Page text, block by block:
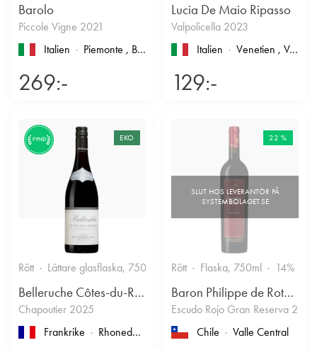
Barolo
Piccole Vigne 2021
Italien
Piemonte , Barolo
269:-
Lucia De Maio Ripasso
Valpolicella 2023
Italien
Venetien , Valpolicella
129:-
FYND EKO
Rött Lättare glasflaska, 750ml 13.5% Kryddigt & Mustigt
Belleruche Côtes-du-Rhône
Chapoutier 2025
Frankrike
Rhonedalen , Côtes du Rhône
22 %
Rött Flaska, 750ml 14%
Baron Philippe de Rothschild Chile SA
Escudo Rojo Gran Reserva 2022
Chile
Valle Central